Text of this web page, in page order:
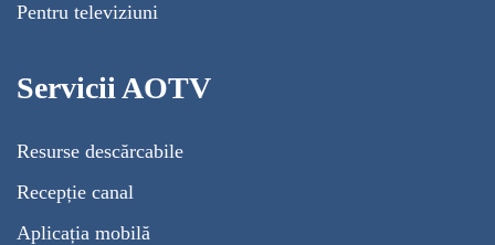
Pentru televiziuni
Servicii AOTV
Resurse descărcabile
Recepție canal
Aplicația mobilă